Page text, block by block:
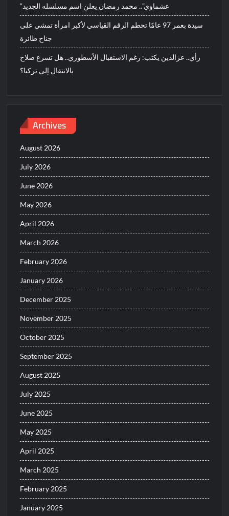
“عشماوي”.. محمد رمضان يعلن اسم مسلسله الجديد
سيدة بعمر 97 عامًا تحطم الرقم القياسي لأكبر امرأة تمشي على
جناح طائرة
رأي.. عزالدين يكتب: رغم الاستقبال الأسطوري.. هل تسرع صلاح
بالانتقال إلى تركيا؟
Archives
August 2026
July 2026
June 2026
May 2026
April 2026
March 2026
February 2026
January 2026
December 2025
November 2025
October 2025
September 2025
August 2025
July 2025
June 2025
May 2025
April 2025
March 2025
February 2025
January 2025